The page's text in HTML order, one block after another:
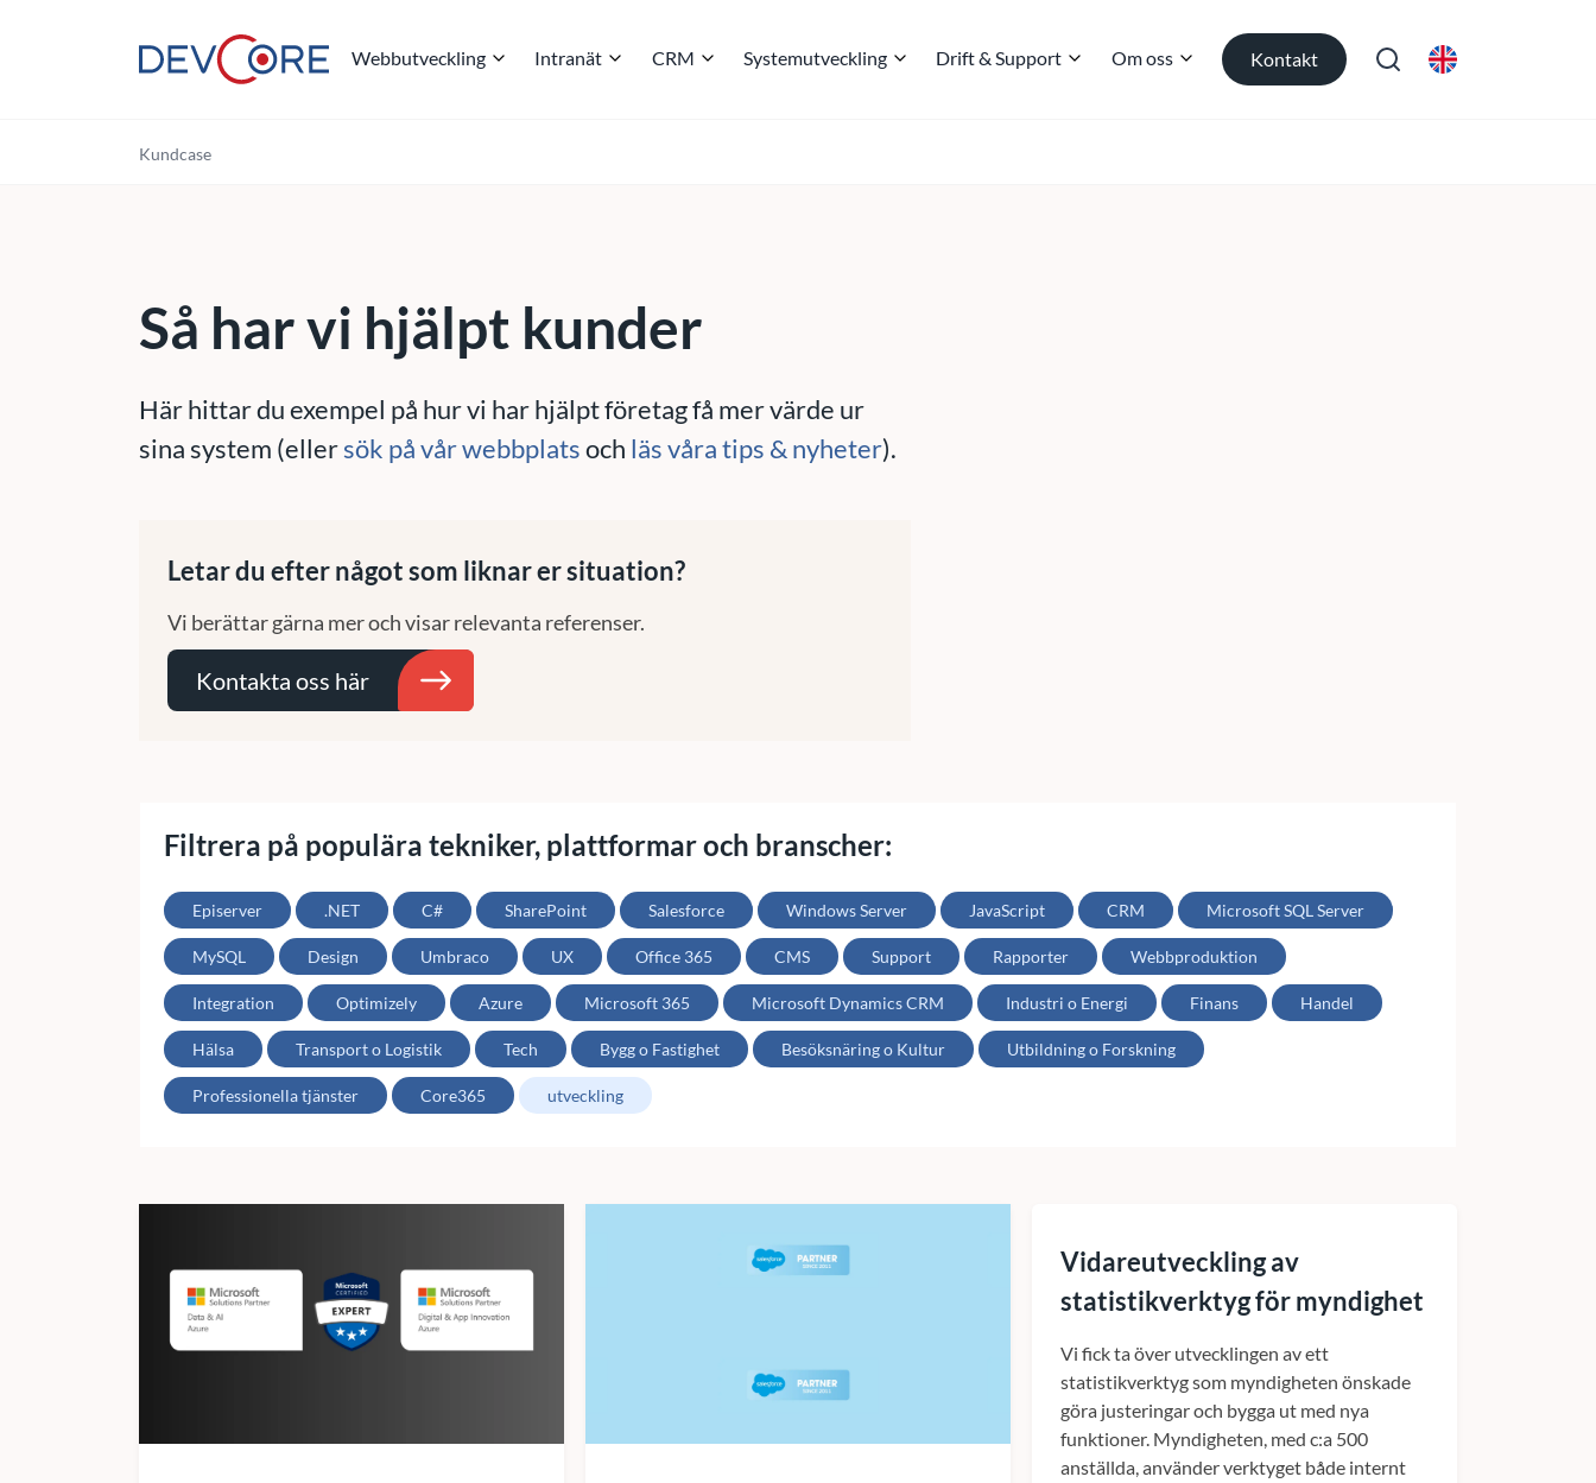
Webbutveckling Intranät CRM Systemutveckling Drift & Support Om oss Kontakt
Kundcase
Så har vi hjälpt kunder
Här hittar du exempel på hur vi har hjälpt företag få mer värde ur
sina system (ellersök på vår webbplatsoch läs våra tips & nyheter).
Letar du efter något som liknar er situation?
Vi berättar gärna mer och visar relevanta referenser.
Kontakta oss här
Filtrera på populära tekniker, plattformar och branscher:
Episerver .NET C# SharePoint Salesforce Windows Server JavaScript CRM Microsoft SQL Server
MySQL Design Umbraco UX Office 365 CMS Support Rapporter Webbproduktion
Integration Optimizely Azure Microsoft 365 Microsoft Dynamics CRM Industri o Energi Finans Handel
Hälsa Transport o Logistik Tech Bygg o Fastighet Besöksnäring o Kultur Utbildning o Forskning
Professionella tjänster Core365 utveckling
Vidareutveckling av
statistikverktyg för myndighet
Vi fick ta över utvecklingen av ett
statistikverktyg som myndigheten önskade
göra justeringar och bygga ut med nya
funktioner. Myndigheten, med c:a 500
anställda, använder verktyget både internt